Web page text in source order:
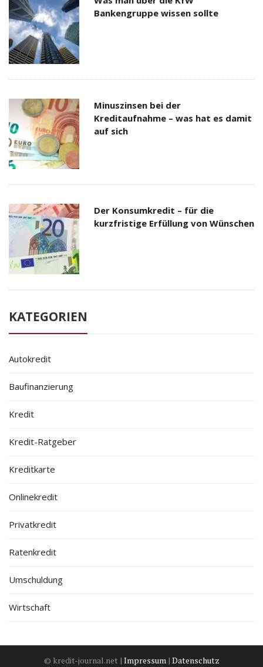
Bankengruppe wissen sollte
Minuszinsen bei der
Kreditaufnahme – was hat es damit
auf sich
Der Konsumkredit – für die
kurzfristige Erfüllung von Wünschen
KATEGORIEN
Autokredit
Baufinanzierung
Kredit
Kredit-Ratgeber
Kreditkarte
Onlinekredit
Privatkredit
Ratenkredit
Umschuldung
Wirtschaft
© kredit-journal.net | Impressum| Datenschutz